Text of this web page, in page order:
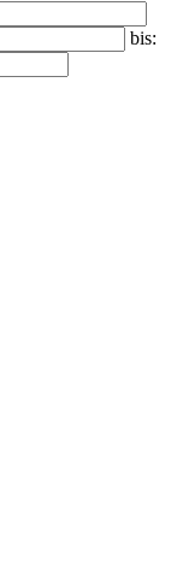
bis: